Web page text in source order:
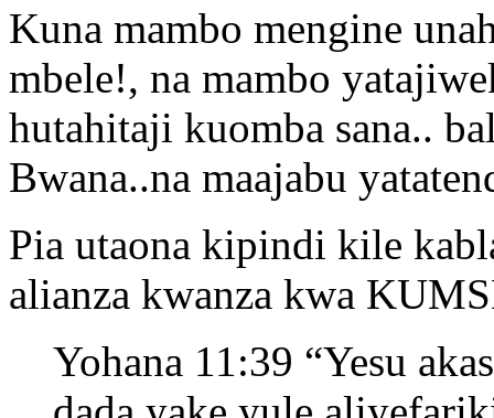
Kuna mambo mengine
mbele!, na mambo
hutahitaji kuomba sana..
Bwana..na maajabu
Pia utaona kipindi kile
alianza kwanza kwa
Yohana 11:39 “Yesu